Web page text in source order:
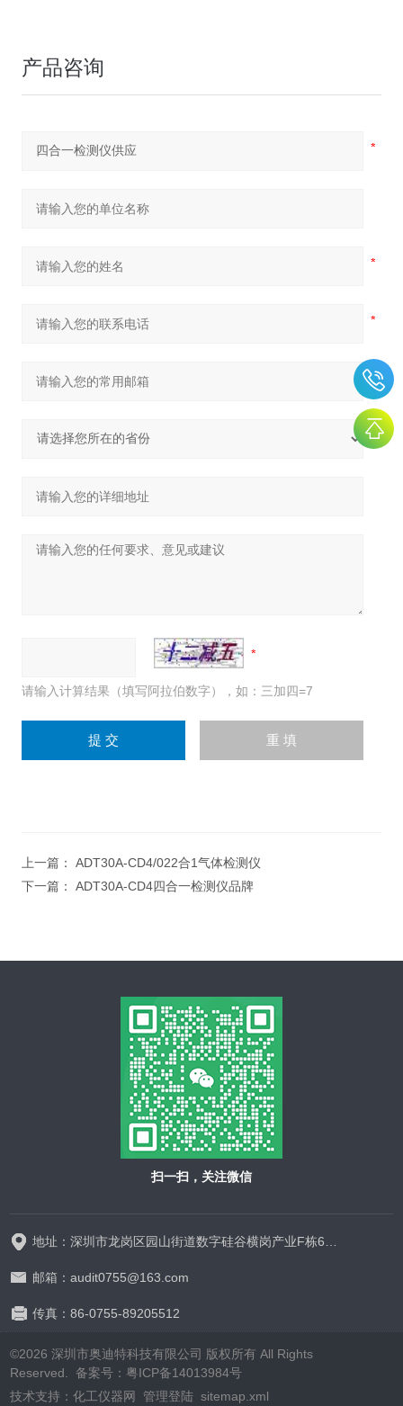
产品咨询
请输入计算结果（填写阿拉伯数字），如：三加四=7
上一篇： ADT30A-CD4/022合1气体检测仪
下一篇： ADT30A-CD4四合一检测仪品牌
扫一扫，关注微信
地址：深圳市龙岗区园山街道数字硅谷横岗产业F栋628-629
邮箱：audit0755@163.com
传真：86-0755-89205512
©2026 深圳市奥迪特科技有限公司 版权所有 All Rights
Reserved. 备案号：粤ICP备14013984号
技术支持：化工仪器网 管理登陆 sitemap.xml